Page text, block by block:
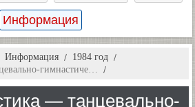
Информация
Информация
1984 год
гимнастиче…
— танцевально-